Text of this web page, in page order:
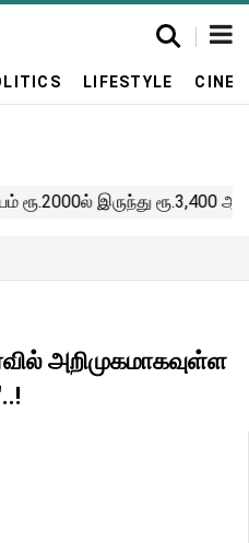
LIFESTYLE
அறிமுகமாகவுள்ள